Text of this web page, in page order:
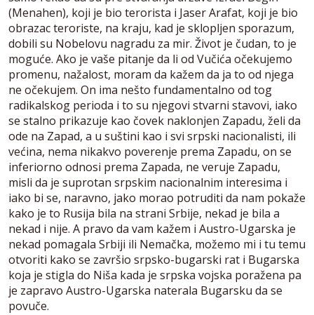
(Menahen), koji je bio terorista i Jaser Arafat, koji je bio
obrazac teroriste, na kraju, kad je sklopljen sporazum,
dobili su Nobelovu nagradu za mir. Život je čudan, to je
moguće. Ako je vaše pitanje da li od Vučića očekujemo
promenu, nažalost, moram da kažem da ja to od njega
ne očekujem. On ima nešto fundamentalno od tog
radikalskog perioda i to su njegovi stvarni stavovi, iako
se stalno prikazuje kao čovek naklonjen Zapadu, želi da
ode na Zapad, a u suštini kao i svi srpski nacionalisti, ili
većina, nema nikakvo poverenje prema Zapadu, on se
inferiorno odnosi prema Zapada, ne veruje Zapadu,
misli da je suprotan srpskim nacionalnim interesima i
iako bi se, naravno, jako morao potruditi da nam pokaže
kako je to Rusija bila na strani Srbije, nekad je bila a
nekad i nije. A pravo da vam kažem i Austro-Ugarska je
nekad pomagala Srbiji ili Nemačka, možemo mi i tu temu
otvoriti kako se završio srpsko-bugarski rat i Bugarska
koja je stigla do Niša kada je srpska vojska poražena pa
je zapravo Austro-Ugarska naterala Bugarsku da se
povuče.